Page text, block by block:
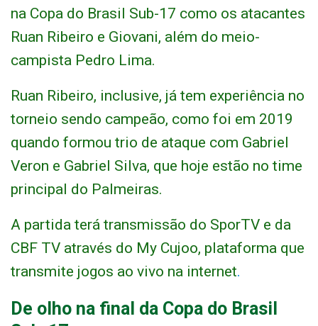
na Copa do Brasil Sub-17 como os atacantes
Ruan Ribeiro e Giovani, além do meio-
campista Pedro Lima.
Ruan Ribeiro, inclusive, já tem experiência no
torneio sendo campeão, como foi em 2019
quando formou trio de ataque com Gabriel
Veron e Gabriel Silva, que hoje estão no time
principal do Palmeiras.
A partida terá transmissão do SporTV e da
CBF TV através do My Cujoo, plataforma que
transmite jogos ao vivo na internet.
De olho na final da Copa do Brasil